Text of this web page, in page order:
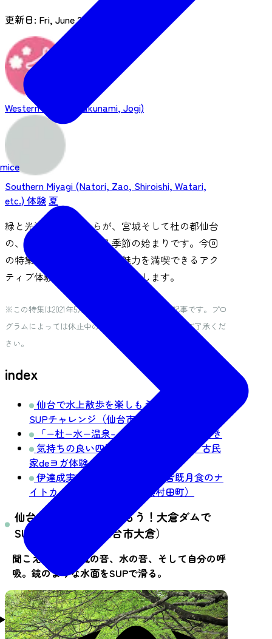
mice
更新日: Fri, June 25, 2021
Western Sendai (Sakunami, Jogi)
Southern Miyagi (Natori, Zao, Shiroishi, Watari,
etc.)体験 夏
緑と光溢れるこれからが、宮城そして杜の都仙台
の、最も美しく躍動する季節の始まりです。今回
の特集では、宮城・仙台の魅力を満喫できるアク
ティブ体験プログラムをご紹介します。
※この特集は2021年5月の取材をもとに作成した記事です。プロ
グラムによっては休止中のものもございます。予めご了承くだ
さい。
index
仙台で水上散歩を楽しもう！大倉ダムで
SUPチャレンジ（仙台市大倉）
「−杜−水−温泉–」作並・癒しのひととき
気持ちの良い四季の風を感じながら「古民
家deヨガ体験」（仙台市大倉）
伊達成実VS片倉小十郎景綱「皆既月食のナ
イトカート対決！」（宮城県村田町）
仙台で水上散歩を楽しもう！大倉ダムで
SUPチャレンジ（仙台市大倉）
聞こえるのは、風の音、水の音、そして自分の呼
吸。鏡のような水面をSUPで滑る。